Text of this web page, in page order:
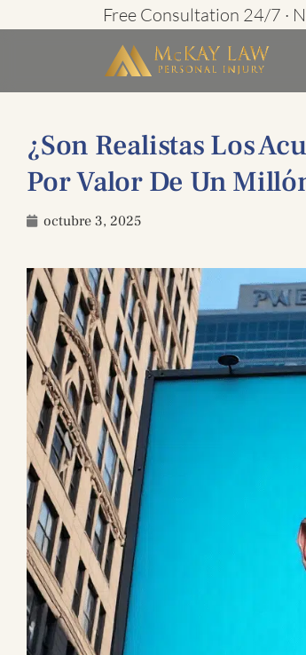
Free Consultation 24/7 ·
¿Son Realistas Los
Por Valor De Un
octubre 3, 2025